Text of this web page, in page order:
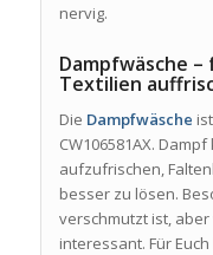
nervig.
Dampfwäsche
Textilien
Die Dampfwäsche
CW106581AX.
aufzufrischen,
besser zu lösen.
verschmutzt ist,
interessant. Für